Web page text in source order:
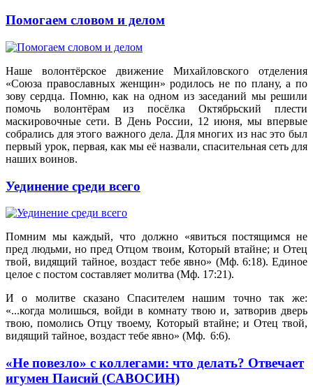
Помогаем словом и делом
Наше волонтёрское движение Михайловского отделения
«Союза православных женщин» родилось не по плану, а по
зову сердца. Помню, как на одном из заседаний мы решили
помочь волонтёрам из посёлка Октябрьский плести
маскировочные сети. В День России, 12 июня, мы впервые
собрались для этого важного дела. Для многих из нас это был
первый урок, первая, как мы её назвали, спасительная сеть для
наших воинов.
Уединение среди всего
Помним мы каждый, что должно «явиться постящимся не
пред людьми, но пред Отцом твоим, Который втайне; и Отец
твой, видящий тайное, воздаст тебе явно» (Мф. 6:18). Единое
целое с постом составляет молитва (Мф. 17:21).
И о молитве сказано Спасителем нашим точно так же:
«...когда молишься, войди в комнату твою и, затворив дверь
твою, помолись Отцу твоему, Который втайне; и Отец твой,
видящий тайное, воздаст тебе явно» (Мф. 6:6).
«Не повезло» с коллегами: что делать? Отвечает
игумен Паисий (САВОСИН)